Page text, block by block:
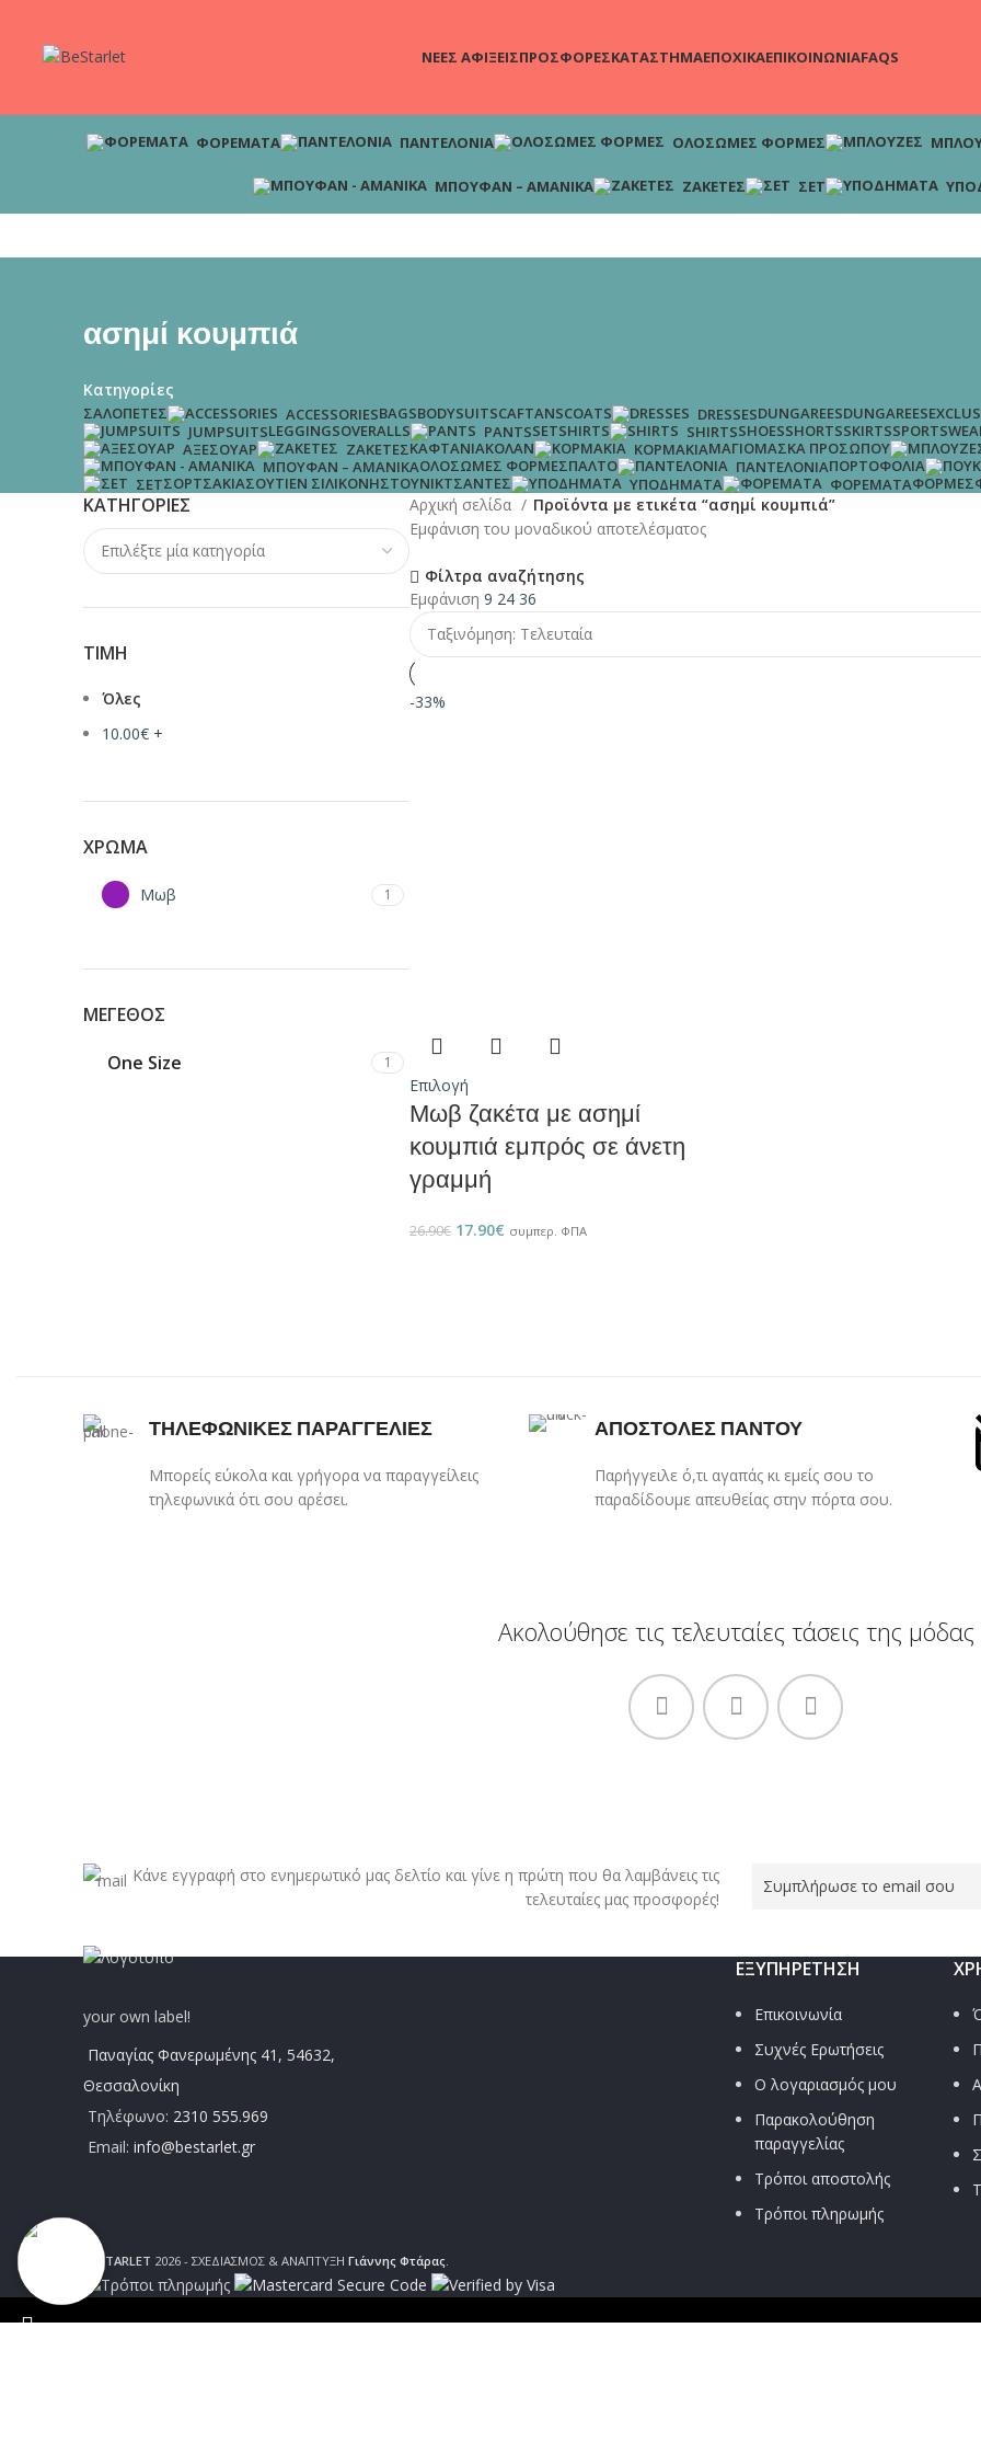
ΝΕΕΣ ΑΦΙΞΕΙΣΠΡΟΣΦΟΡΕΣΚΑΤΑΣΤΗΜΑΕΠΟΧΙΚΑΕΠΙΚΟΙΝΩΝΙΑFAQS
ΦΟΡΈΜΑΤΑ ΠΑΝΤΕΛΌΝΙΑ ΟΛΌΣΩΜΕΣ ΦΌΡΜΕΣ
ΜΠΟΥΦΆΝ – ΑΜΆΝΙΚΑ ΖΑΚΈΤΕΣ ΣΕΤ
ασημί κουμπιά
Κατηγορίες
ΣΑΛΟΠΈΤΕΣ ACCESSORIESBAGSBODYSUITSCAFTANSCOATS DRESSESDUNGAREESDUNGAREES
JUMPSUITSLEGGINGSOVERALLS PANTSSETSHIRTS SHIRTSSHOESSHORTSSKIRTS
ΑΞΕΣΟΥΆΡ
ΖΑΚΈΤΕΣΚΑΦΤΆΝΙΑΚΟΛΆΝ ΚΟΡΜΆΚΙΑΜΑΓΙΌΜΆΣΚΑ ΠΡΟΣΏΠΟΥ
ΜΠΟΥΦΆΝ – ΑΜΆΝΙΚΑΟΛΌΣΩΜΕΣ ΦΌΡΜΕΣΠΑΛΤΌ ΠΑΝΤΕΛΌΝΙΑΠΟΡΤΟΦΌΛΙΑ
ΣΕΤΣΟΡΤΣΆΚΙΑΣΟΥΤΙΈΝ ΣΙΛΙΚΌΝΗΣΤΟΥΝΊΚΤΣΆΝΤΕΣ ΥΠΟΔΉΜΑΤΑ ΦΟΡΈΜΑΤΑΦΌΡΜΕΣ
ΚΑΤΗΓΟΡΊΕΣ
ΤΙΜΉ
Όλες
10.00€ +
ΧΡΏΜΑ
Μωβ 1
ΜΈΓΕΘΟΣ
One Size
1
Αρχική σελίδα
Προϊόντα με ετικέτα “ασημί κουμπιά”
Εμφάνιση του μοναδικού αποτελέσματος
Φίλτρα αναζήτησης
Εμφάνιση 9 24 36
-33%
Επιλογή
Μωβ ζακέτα με ασημί
κουμπιά εμπρός σε άνετη
γραμμή
26.90€ 17.90€ συμπερ. ΦΠΑ
ΤΗΛΕΦΩΝΙΚΕΣ ΠΑΡΑΓΓΕΛΙΕΣ
Μπορείς εύκολα και γρήγορα να παραγγείλεις
τηλεφωνικά ότι σου αρέσει.
ΑΠΟΣΤΟΛΕΣ ΠΑΝΤΟΥ
Παρήγγειλε ό,τι αγαπάς κι εμείς σου το
παραδίδουμε απευθείας στην πόρτα σου.
Ακολούθησε τις τελευταίες τάσεις της μόδας
Κάνε εγγραφή στο ενημερωτικό μας δελτίο και γίνε η πρώτη που θα λαμβάνεις τις
τελευταίες μας προσφορές!
your own label!
Παναγίας Φανερωμένης 41, 54632,
Θεσσαλονίκη
Τηλέφωνο: 2310 555.969
Email: info@bestarlet.gr
ΕΞΥΠΗΡΈΤΗΣΗ
Επικοινωνία
Συχνές Ερωτήσεις
Ο λογαριασμός μου
Παρακολούθηση
παραγγελίας
Τρόποι αποστολής
Τρόποι πληρωμής
BESTARLET 2026 - ΣΧΕΔΙΑΣΜΟΣ & ΑΝΑΠΤΥΞΗ Γιάννης Φτάρας